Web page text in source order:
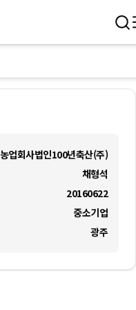
농업회사법인100년축산(주)
채형석
20160622
중소기업
광주